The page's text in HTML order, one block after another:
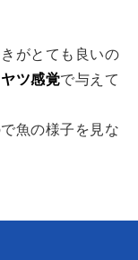
がとても良いの
ツ感覚で与えて
魚の様子を見な